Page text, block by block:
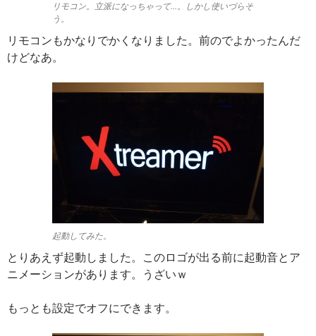
リモコン。立派になっちゃって…。しかし使いづらそ
う。
リモコンもかなりでかくなりました。前のでよかったんだ
けどなあ。
起動してみた。
とりあえず起動しました。このロゴが出る前に起動音とア
ニメーションがあります。うざいｗ
もっとも設定でオフにできます。